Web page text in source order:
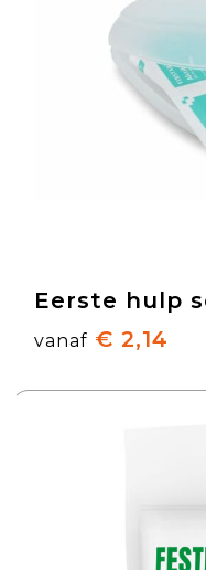
Eerste hulp
vanaf € 2,14